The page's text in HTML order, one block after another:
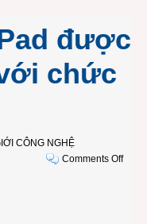
được
chức
CÔNG NGHỆ
Comments Offon